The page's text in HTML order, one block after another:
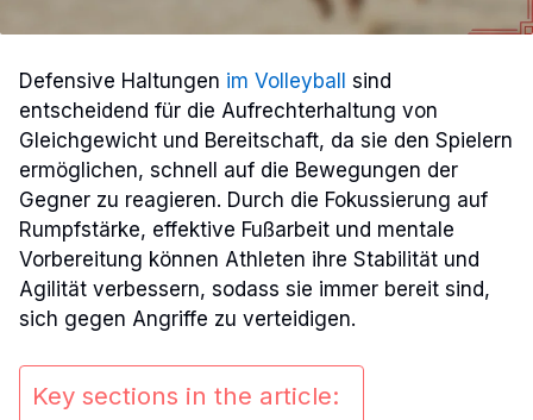
Defensive Haltungen im Volleyball
sind
entscheidend für die Aufrechterhaltung von
Gleichgewicht und Bereitschaft, da sie den Spielern
ermöglichen, schnell auf die Bewegungen der
Gegner zu reagieren. Durch die Fokussierung auf
Rumpfstärke, effektive Fußarbeit und mentale
Vorbereitung können Athleten ihre Stabilität und
Agilität verbessern, sodass sie immer bereit sind,
sich gegen Angriffe zu verteidigen.
Key sections in the article: